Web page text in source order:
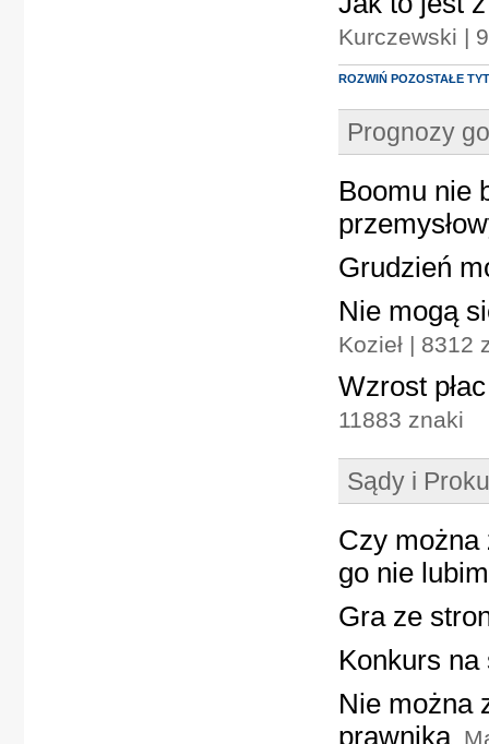
Kurczewski |
ROZWIŃ POZOSTAŁE
Prognozy
Boomu nie
Grudzień
Nie mogą
Kozieł | 8312
Wzrost
11883 znaki
Sądy i
Czy można
go nie
Gra ze
Konkurs
Nie można
prawnika